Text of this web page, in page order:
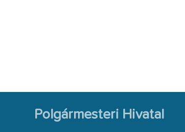
Polgármesteri Hivatal